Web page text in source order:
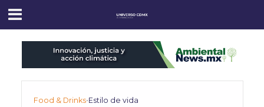
Food & Drinks•Estilo de vida